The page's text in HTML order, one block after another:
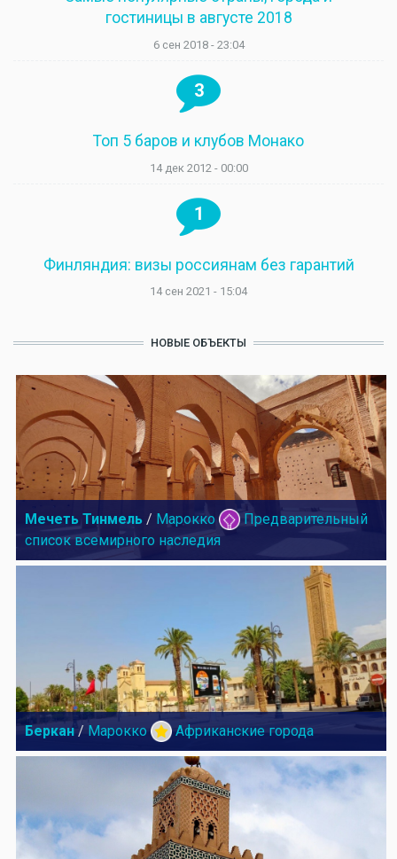
гостиницы в августе 2018
6 сен 2018 - 23:04
3
Топ 5 баров и клубов Монако
14 дек 2012 - 00:00
1
Финляндия: визы россиянам без гарантий
14 сен 2021 - 15:04
НОВЫЕ ОБЪЕКТЫ
Мечеть Тинмель / Марокко
Предварительный
список всемирного наследия
Беркан / Марокко Африканские города